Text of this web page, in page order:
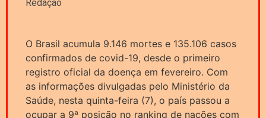
Redação
O Brasil acumula 9.146 mortes e 135.106 casos
confirmados de covid-19, desde o primeiro
registro oficial da doença em fevereiro. Com
as informações divulgadas pelo Ministério da
Saúde, nesta quinta-feira (7), o país passou a
ocupar a 9ª posição no ranking de nações com